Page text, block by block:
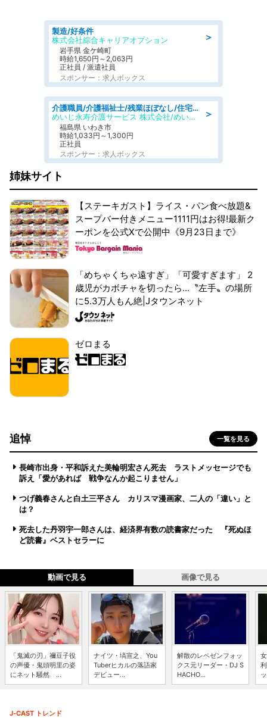
＞
製造/好条件
株式会社綜合キャリアオプション
岩手県 金ケ崎町
時給1,650円～2,063円
正社員 / 派遣社員
スポンサー：求人ボックス
＞
介護職員/介護福祉士/残業ほぼなし/住宅型有料老人ホームの介護士/シフト相談可
めいじ永寿介護サービス 株式会社/めいじ永寿介護サービスセンター
福島県 いわき市
時給1,033円～1,300円
正社員
スポンサー：求人ボックス
姉妹サイト
【ステーキガスト】ライス・パン食べ放題&
スープバー付きメニュー1111円はお得!最新ク
ーポンを公式Xで公開中《9月23日まで》
「めちゃくちゃ遠すぎ」「可愛すぎます」 2
歳児がカボチャを切ったら...〝左手〟の場所
に5.3万人もん絶|Jタウンネット
ゼロまる
追悼 一覧を見る
長崎市出身・平和訴えた美輪明宏さん死去 ラストメッセージでも
訴え「愛があれば 戦争なんか起こりません」
つげ義春さんと白土三平さん カリスマ漫画家、二人の「違い」と
は？
死去した丹羽宇一郎さんは、経済界有数の読書家だった 『死ぬほ
ど読書』ベストセラーに
動画で見る 画像で見る
「鬼滅の刃」禰豆子役
の声優・鬼頭明里の姿
にネット騒然 ...
ナイツ・塙宣之、You
Tuberヒカルの落語家
デビュー...
解散のレペゼンフォッ
クス元リーダー・DJ S
HACHO...
J-CAST トレンド